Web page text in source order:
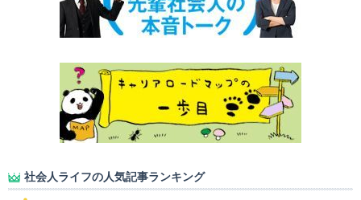
社会人ライフの人気記事ランキング